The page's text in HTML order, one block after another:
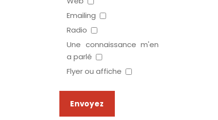
Emailing
Radio
Une connaissance m'en
a parlé
Flyer ou affiche